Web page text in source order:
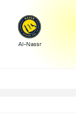
Al-Nassr